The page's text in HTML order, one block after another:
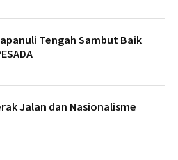
Tengah Sambut Baik
Jalan dan Nasionalisme